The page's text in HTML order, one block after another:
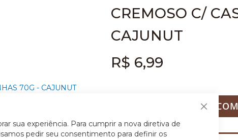
Fechar
sua experiência. Para cumprir a nova diretiva de
pedir seu consentimento para definir os
CREMOSO C/
CAJUNUT
R$ 6,99